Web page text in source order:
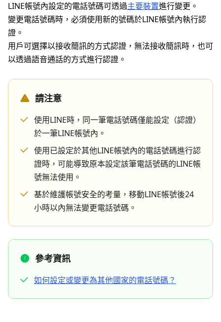
LINE帳號內設定的電話號碼可透過主要裝置進行變更。
變更電話號碼時，必須使用新的號碼於LINE帳號內執行認
證。
用戶可選擇以接收簡訊的方式認證，無法接收簡訊時，也可
以透過語音通話的方式進行認證。
請注意
使用LINE時，同一筆電話號碼僅能設定（認證）
於一筆LINE帳號內。
使用已設定於其他LINE帳號內的電話號碼進行認
證時，可能導致原本設定該筆電話號碼的LINE帳
號無法使用。
基於維護帳號安全的考量，移動LINE帳號後24
小時以內無法變更電話號碼。
參考資訊
如何設定或變更為其他國家的電話號碼？